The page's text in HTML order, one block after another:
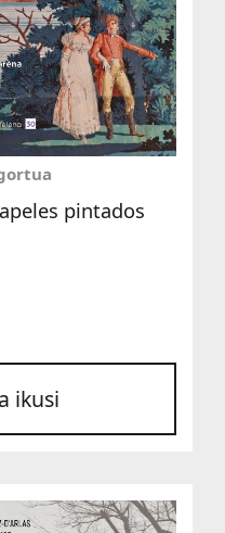
pintados
ikusi